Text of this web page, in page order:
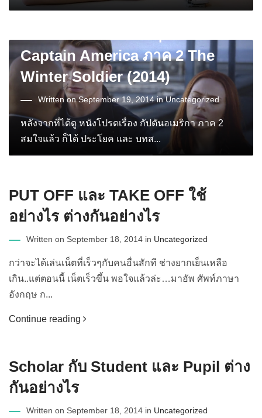
Captain America ภาค 2 The
Winter Soldier (2014)
Written on September 19, 2014 inUncategorized
หลังจากที่ได้ดู หนังโปรดเรื่อง กัปตันอเมริกา ภาค 2
สมใจแล้ว ก็ได้ ประโยค และ บทส...
PUT OFF และ TAKE OFF ใช้
อย่างไร ต่างกันอย่างไร
Written on September 18, 2014 in Uncategorized
กว่าจะได้เล่นเน็ตที่เร็วๆกับคนอื่นสักที ช่างยากเย็นเหลือ
เกิน..แต่ตอนนี้ เน็ตเร็วขึ้น พอใจแล้วล่ะ…มาอัพ ศัพท์ภาษา
อังกฤษ ก...
Continue reading
Scholar กับ Student และ Pupil ต่าง
กันอย่างไร
Written on September 18, 2014 in Uncategorized